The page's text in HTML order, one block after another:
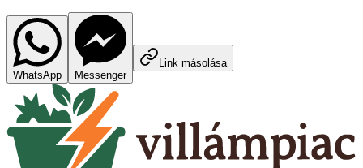
WhatsApp Messenger
Link másolása